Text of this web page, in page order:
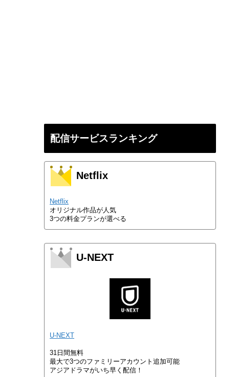
配信サービスランキング
Netflix
Netflix
オリジナル作品が人気
3つの料金プランが選べる
U-NEXT
U-NEXT
31日間無料
最大で3つのファミリーアカウント追加可能
アジアドラマがいち早く配信！